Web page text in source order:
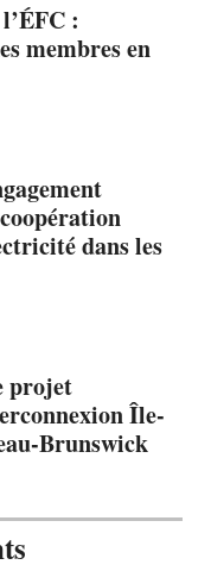
:
membres en
dans les
projet
Île-
Brunswick